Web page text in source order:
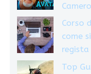
Corso
come
regista
Top